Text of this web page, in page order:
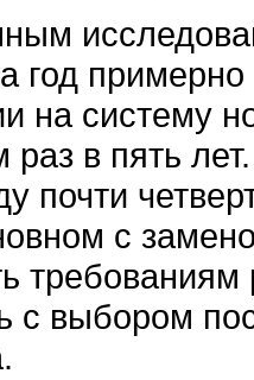
год примерно
на систему
раз в пять
почти
с
с выбором